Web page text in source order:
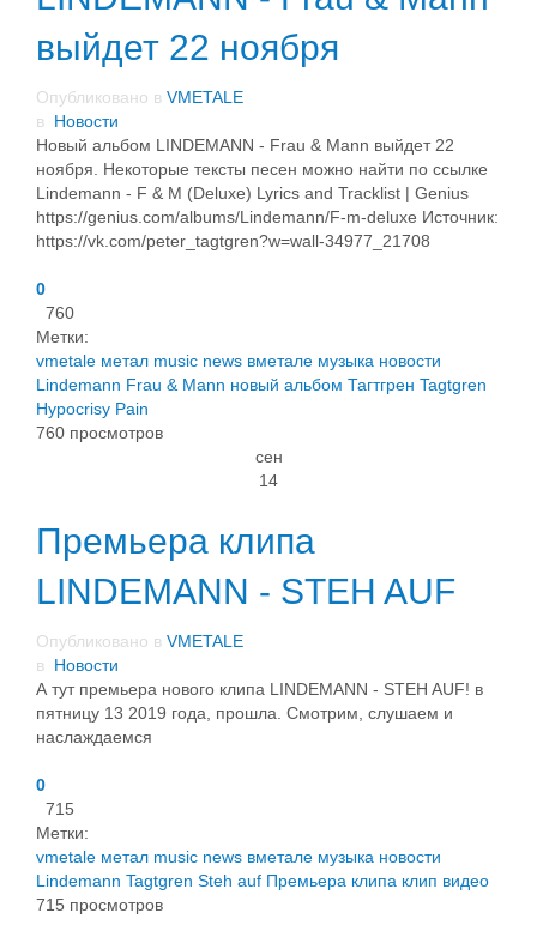
выйдет 22 ноября
Опубликовано в VMETALE
в Новости
Новый альбом LINDEMANN - Frau & Mann выйдет 22
ноября. Некоторые тексты песен можно найти по ссылке
Lindemann - F & M (Deluxe) Lyrics and Tracklist | Genius
https://genius.com/albums/Lindemann/F-m-deluxe ​Источник:
https://vk.com/peter_tagtgren?w=wall-34977_21708
0
760
Метки:
vmetale метал music news вметале музыка новости
Lindemann Frau & Mann новый альбом Тагтгрен Tagtgren
Hypocrisy Pain
760 просмотров
сен
14
Премьера клипа
LINDEMANN - STEH AUF
Опубликовано в VMETALE
в Новости
А тут премьера нового клипа LINDEMANN - STEH AUF! в
пятницу 13 2019 года, прошла. Смотрим, слушаем и
наслаждаемся
0
715
Метки:
vmetale метал music news вметале музыка новости
Lindemann Tagtgren Steh auf Премьера клипа клип видео
715 просмотров